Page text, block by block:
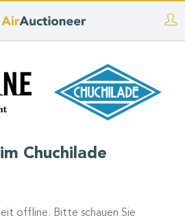
Chuchilade
offline. Bitte schauen Sie